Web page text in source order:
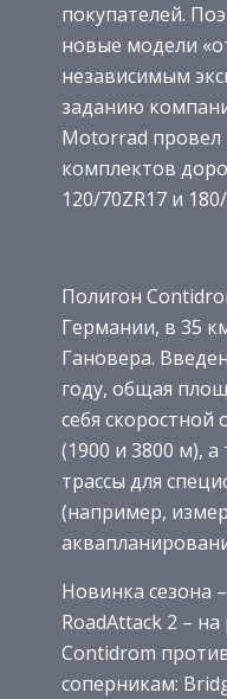
покупателей.
новые модели
независимым
заданию
Motorrad провел
комплектов
120/70ZR17 и
Полигон
Германии, в 35
Гановера.
году, общая
себя скоростной
(1900 и 3800 м),
трассы для
(например,
Новинка сезона
RoadAttack 2 –
Contidrom
соперникам: